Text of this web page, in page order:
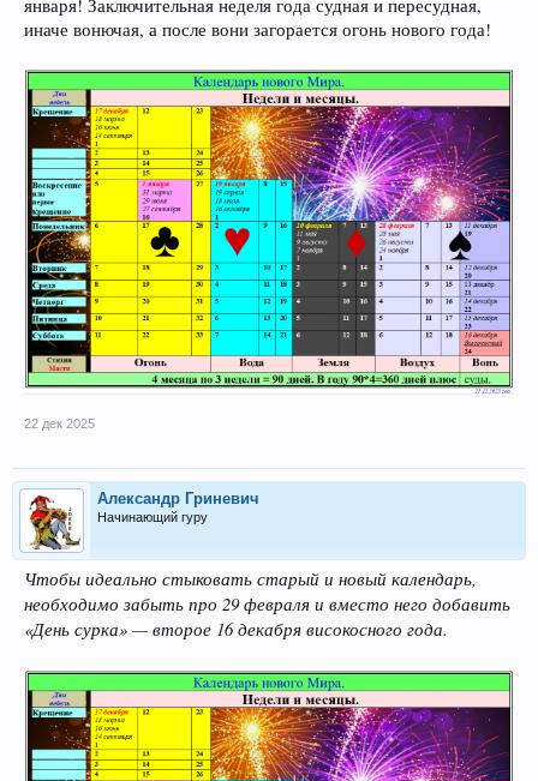
января! Заключительная неделя года судная и пересудная,
иначе вонючая, а после вони загорается огонь нового года!
22 дек 2025
Александр Гриневич
Начинающий гуру
Чтобы идеально стыковать старый и новый календарь,
необходимо забыть про 29 февраля и вместо него добавить
«День сурка» — второе 16 декабря високосного года.